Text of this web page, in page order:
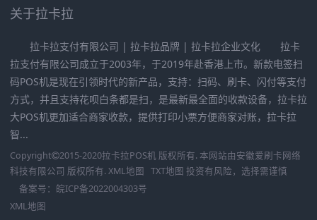
关于拉卡拉
拉卡拉支付有限公司 | 拉卡拉品牌 | 拉卡拉企业文化 拉卡
拉支付有限公司成立于2003年，于2019年赴香港上市。新款电签扫
码POS机是现在引领时代的新产品，支持：扫码、刷卡、闪付等支付
方式，并且支持花呗白条都是扫，是最新最全面的收款设备，拉卡拉
大POS机更加适合商家收款，提供打印小票方便商家对账，拉卡拉
智...
Copyright 2015-2020拉卡拉POS机 版权所有. 本网站由安徽爱刷卡网络
科技有限公司 版权所有. XML地图 TXT地图 投资有风险，选择需谨慎
备案号： 皖ICP备2022004303号
XML地图